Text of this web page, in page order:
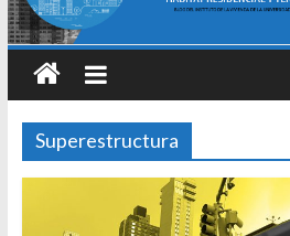
Superestructura